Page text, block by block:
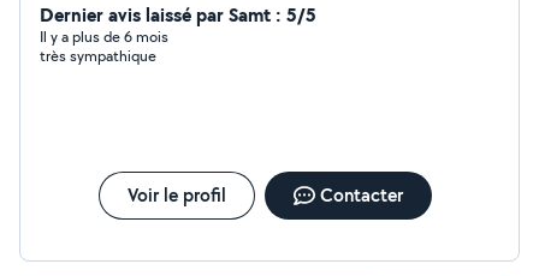
peinture etc ) n hesiter pas a me contacter pour plus de
renseignement . A bientôt
Dernier avis laissé par Samt : 5/5
Il y a plus de 6 mois
très sympathique
Voir le profil Contacter